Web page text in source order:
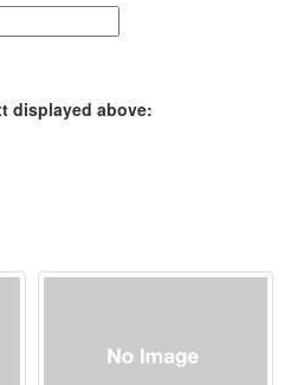
displayed above: